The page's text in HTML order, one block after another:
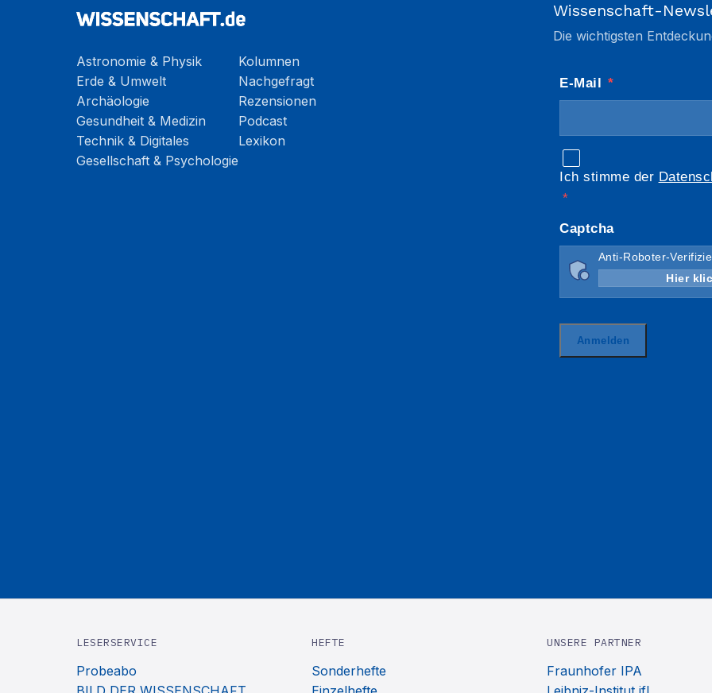
Astronomie & Physik
Erde & Umwelt
Archäologie
Gesundheit & Medizin
Technik & Digitales
Gesellschaft & Psychologie
Kolumnen
Nachgefragt
Rezensionen
Podcast
Lexikon
Wissenschaft-
Die wichtigsten
LESERSERVICE
Probeabo
HEFTE
Sonderhefte
UNSERE PARTNER
Fraunhofer IPA